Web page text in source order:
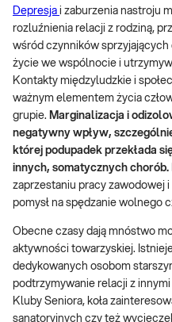
Depresja i zaburzenia nastroju
rozluźnienia relacji z rodziną,
wśród czynników
życie we wspólnocie i
Kontakty międzyludzkie i
ważnym elementem życia
grupie. Marginalizacja i
negatywny wpływ,
której podupadek przekłada
innych, somatycznych chorób.
zaprzestaniu pracy zawodowej
pomysł na spędzanie wolnego
Obecne czasy dają mnóstwo
aktywności towarzyskiej.
dedykowanych osobom
podtrzymywanie relacji z
Kluby Seniora, koła
sanatoryjnych czy też